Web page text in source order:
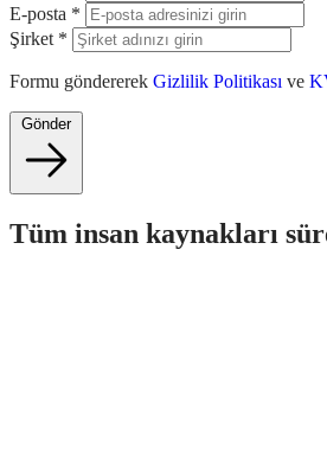
E-posta *
Şirket *
Formu göndererek Gizlilik Politikası ve
Gönder
Tüm insan kaynakları